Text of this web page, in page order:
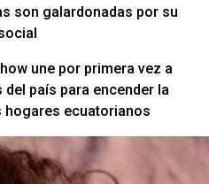
son galardonadas por su
une por primera vez a
país para encender la
hogares ecuatorianos